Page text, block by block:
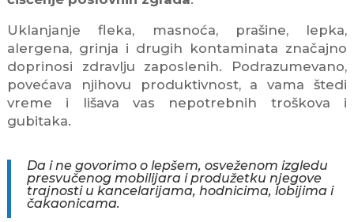
Uklanjanje fleka, masnoća, prašine, lepka,
alergena, grinja i drugih kontaminata značajno
doprinosi zdravlju zaposlenih. Podrazumevano,
povećava njihovu produktivnost, a vama štedi
vreme i lišava vas nepotrebnih troškova i
gubitaka.
Da i ne govorimo o lepšem, osveženom izgledu
presvučenog mobilijara i produžetku njegove
trajnosti u kancelarijama, hodnicima, lobijima i
čakaonicama.